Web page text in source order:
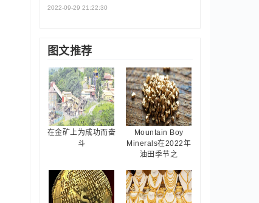
2022-09-29 21:22:30
图文推荐
在金矿上为成功而奋
斗
Mountain Boy
Minerals在2022年
油田季节之